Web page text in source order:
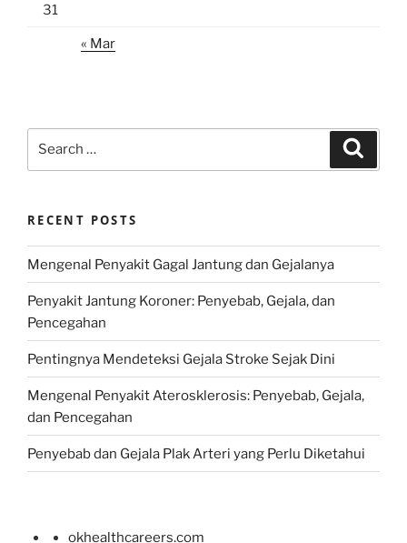
31
« Mar
RECENT POSTS
Mengenal Penyakit Gagal Jantung dan Gejalanya
Penyakit Jantung Koroner: Penyebab, Gejala, dan
Pencegahan
Pentingnya Mendeteksi Gejala Stroke Sejak Dini
Mengenal Penyakit Aterosklerosis: Penyebab, Gejala,
dan Pencegahan
Penyebab dan Gejala Plak Arteri yang Perlu Diketahui
okhealthcareers.com